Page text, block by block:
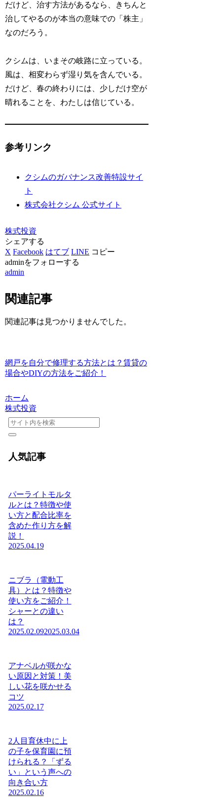
だけど、治す方法があるなら、きちんと
治してやるのが本当の意味での「株主」
なのだろう。
クシムは、いまその岐路に立っている。
風は、相変わらず湿り気を含んでいる。
だけど、春の終わりには、少しだけ空が
晴れることを、わたしは信じている。
参考リンク
クシムのガバナンス改善特設サイ
ト
株式会社クシム 公式サイト
株式投資
シェアする
X Facebook はてブ LINE コピー
adminをフォローする
admin
関連記事
関連記事は見つかりませんでした。
網戸を自分で修理する方法とは？賃貸の
場合やDIYの方法をご紹介！
ホーム
株式投資
人気記事
パーライトモルタ
ルとは？特徴や使
い方と配合比率を
含めた作り方を解
説！
2025.04.19
ニブラ（電動工
具）とは？特徴や
使い方をご紹介！
シャーとの違い
は？
2025.02.092025.03.04
アナベルが咲かな
い原因と対策！美
しい花を咲かせる
コツ
2025.02.17
2人目育休中に上
の子を保育園に預
けられる？「ずる
い」という声への
向き合い方
2025.02.16